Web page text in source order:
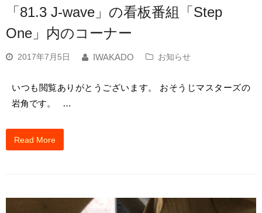
「81.3 J-wave」の看板番組「Step
One」内のコーナー
2017年7月5日 IWAKADO お知らせ
いつも閲覧ありがとうございます。 おそうじマスターズの
岩角です。 …
Read More